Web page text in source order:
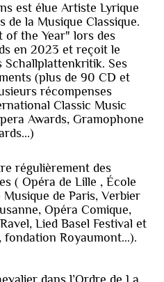
est élue Artiste Lyrique
de la Musique Classique.
of the Year" lors des
en 2023 et reçoit le
Schallplattenkritik. Ses
(plus de 90 CD et
récompenses
Classic Music
Awards, Gramophone
régulièrement des
( Opéra de Lille , École
de Paris, Verbier
Opéra Comique,
Lied Basel Festival et
Royaumont...).